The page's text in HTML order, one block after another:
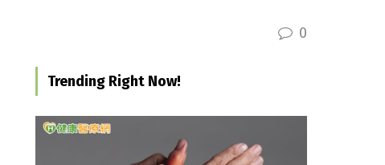
0
Trending Right Now!